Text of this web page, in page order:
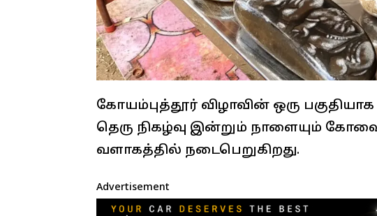
கோயம்புத்தூர் விழாவின் ஒரு
தெரு நிகழ்வு இன்றும் நாளையும்
வளாகத்தில் நடைபெறுகிறது.
Advertisement